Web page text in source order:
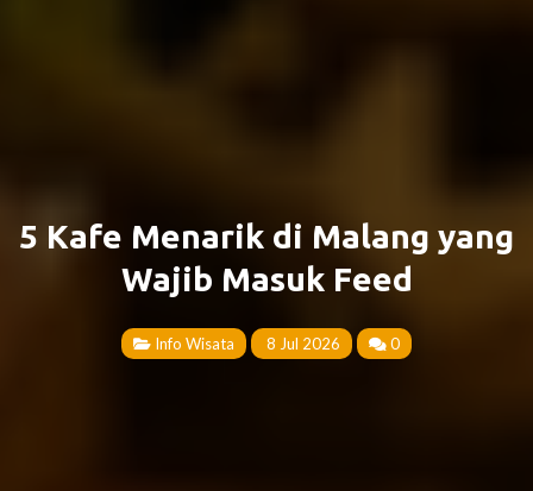
5 Kafe Menarik di Malang yang
Wajib Masuk Feed
Info Wisata 8 Jul 2026 0